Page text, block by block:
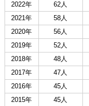
2022年
62人
2021年
58人
2020年
56人
2019年
52人
2018年
48人
2017年
47人
2016年
45人
2015年
45人